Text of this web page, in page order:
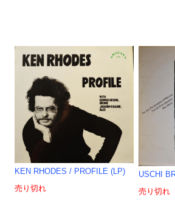
KEN RHODES / PROFILE (LP)
売り切れ
USCHI
売り切れ